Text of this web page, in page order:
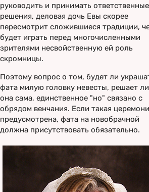
руководить и принимать ответственные
решения, деловая дочь Евы скорее
пересмотрит сложившиеся традиции,
будет играть перед многочисленными
зрителями несвойственную ей роль
скромницы.
Поэтому вопрос о том, будет ли
фата милую головку невесты, решает
она сама, единственное "но" связано с
обрядом венчания. Если такая
предусмотрена, фата на новобрачной
должна присутствовать обязательно.